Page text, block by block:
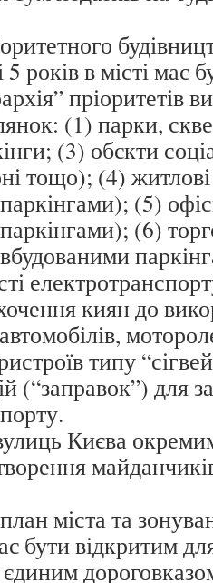
років в місті має
пріоритетів
(1) парки,
(3) обєкти
тощо); (4)
(5)
(6)
киян до
типу
(“заправок”) для
Києва
міста та
бути відкритим